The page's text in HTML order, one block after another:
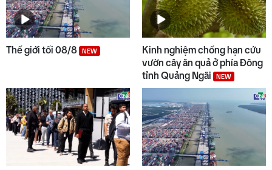
Thế giới tối 08/8 NEW
Kinh nghiệm chống hạn cứu
vườn cây ăn quả ở phía Đông
tỉnh Quảng Ngãi
NEW